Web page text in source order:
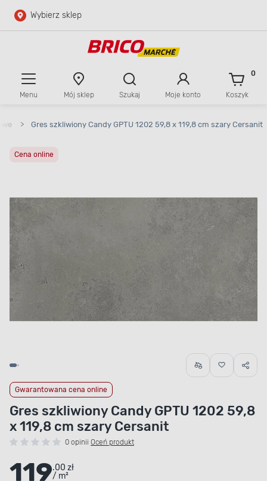
Przejdź do głównej zawartości
Wybierz sklep
Menu Mój sklep Szukaj Moje konto Koszyk
0
> Gres szkliwiony Candy GPTU 1202 59,8 x 119,8 cm szary Cersanit
Cena online
Gwarantowana cena online
Gres szkliwiony Candy GPTU 1202 59,8
x 119,8 cm szary Cersanit
0 opinii Oceń produkt
119.00 zł
/ m²